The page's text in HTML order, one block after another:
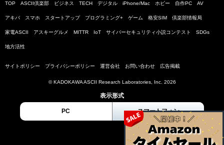
TOP ASCII倶楽部 ビジネス TECH デジタル iPhone/Mac ホビー 自作PC AV
アキバ スマホ スタートアップ プログラミング+ ゲーム 格安SIM 倶楽部情報局
家電ASCII アスキーグルメ MITTR IoT サイバーセキュリティ小説コンテスト SDGs
地方活性
サイトポリシー プライバシーポリシー 運営会社 お問い合わせ 広告掲載
© KADOKAWA ASCII Research Laboratories, Inc. 2026
表示形式
PC スマートフォン